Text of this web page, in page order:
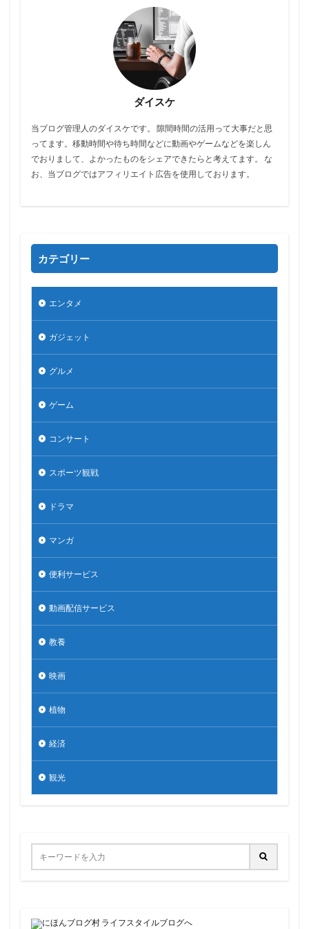
ダイスケ
当ブログ管理人のダイスケです。 隙間時間の活用って大事だと思
ってます。移動時間や待ち時間などに動画やゲームなどを楽しん
でおりまして、よかったものをシェアできたらと考えてます。 な
お、当ブログではアフィリエイト広告を使用しております。
カテゴリー
エンタメ
ガジェット
グルメ
ゲーム
コンサート
スポーツ観戦
ドラマ
マンガ
便利サービス
動画配信サービス
教養
映画
植物
経済
観光